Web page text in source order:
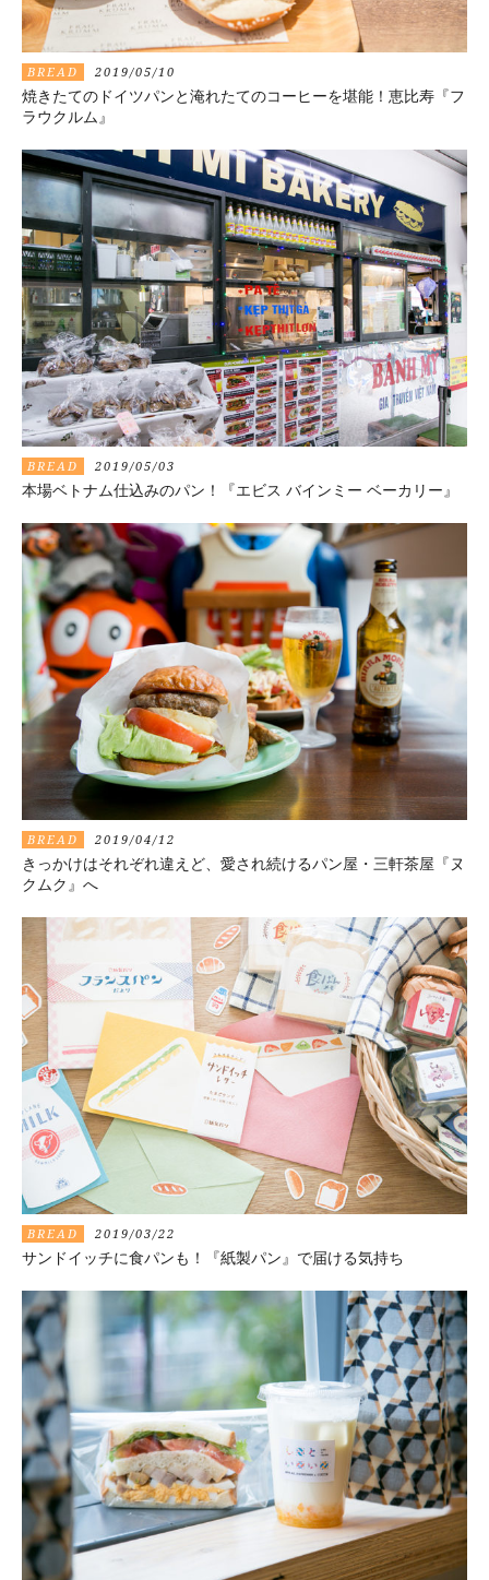
BREAD 2019/05/10
焼きたてのドイツパンと淹れたてのコーヒーを堪能！恵比寿『フ
ラウクルム』
BREAD 2019/05/03
本場ベトナム仕込みのパン！『エビス バインミー ベーカリー』
BREAD 2019/04/12
きっかけはそれぞれ違えど、愛され続けるパン屋・三軒茶屋『ヌ
クムク』へ
BREAD 2019/03/22
サンドイッチに食パンも！『紙製パン』で届ける気持ち